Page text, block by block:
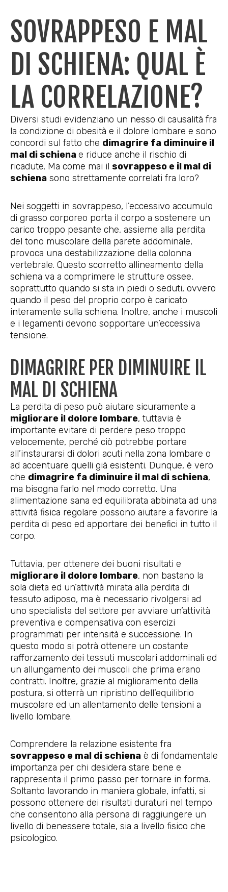
SOVRAPPESO E MAL
DI SCHIENA: QUAL È
LA CORRELAZIONE?
Diversi studi evidenziano un nesso di causalità fra
la condizione di obesità e il dolore lombare e sono
concordi sul fatto che dimagrire fa diminuire il
mal di schienae riduce anche il rischio di
ricadute. Ma come mai il sovrappeso e il mal di
schiena sono strettamente correlati fra loro?
Nei soggetti in sovrappeso, l’eccessivo accumulo
di grasso corporeo porta il corpo a sostenere un
carico troppo pesante che, assieme alla perdita
del tono muscolare della parete addominale,
provoca una destabilizzazione della colonna
vertebrale. Questo scorretto allineamento della
schiena va a comprimere le strutture ossee,
soprattutto quando si sta in piedi o seduti, ovvero
quando il peso del proprio corpo è caricato
interamente sulla schiena. Inoltre, anche i muscoli
e i legamenti devono sopportare un’eccessiva
tensione.
DIMAGRIRE PER DIMINUIRE IL
MAL DI SCHIENA
La perdita di peso può aiutare sicuramente a
migliorare il dolore lombare, tuttavia è
importante evitare di perdere peso troppo
velocemente, perché ciò potrebbe portare
all’instaurarsi di dolori acuti nella zona lombare o
ad accentuare quelli già esistenti. Dunque, è vero
che dimagrire fa diminuire il mal di schiena,
ma bisogna farlo nel modo corretto. Una
alimentazione sana ed equilibrata abbinata ad una
attività fisica regolare possono aiutare a favorire la
perdita di peso ed apportare dei benefici in tutto il
corpo.
Tuttavia, per ottenere dei buoni risultati e
migliorare il dolore lombare, non bastano la
sola dieta ed un’attività mirata alla perdita di
tessuto adiposo, ma è necessario rivolgersi ad
uno specialista del settore per avviare un’attività
preventiva e compensativa con esercizi
programmati per intensità e successione. In
questo modo si potrà ottenere un costante
rafforzamento dei tessuti muscolari addominali ed
un allungamento dei muscoli che prima erano
contratti. Inoltre, grazie al miglioramento della
postura, si otterrà un ripristino dell’equilibrio
muscolare ed un allentamento delle tensioni a
livello lombare.
Comprendere la relazione esistente fra
sovrappeso e mal di schiena è di fondamentale
importanza per chi desidera stare bene e
rappresenta il primo passo per tornare in forma.
Soltanto lavorando in maniera globale, infatti, si
possono ottenere dei risultati duraturi nel tempo
che consentono alla persona di raggiungere un
livello di benessere totale, sia a livello fisico che
psicologico.